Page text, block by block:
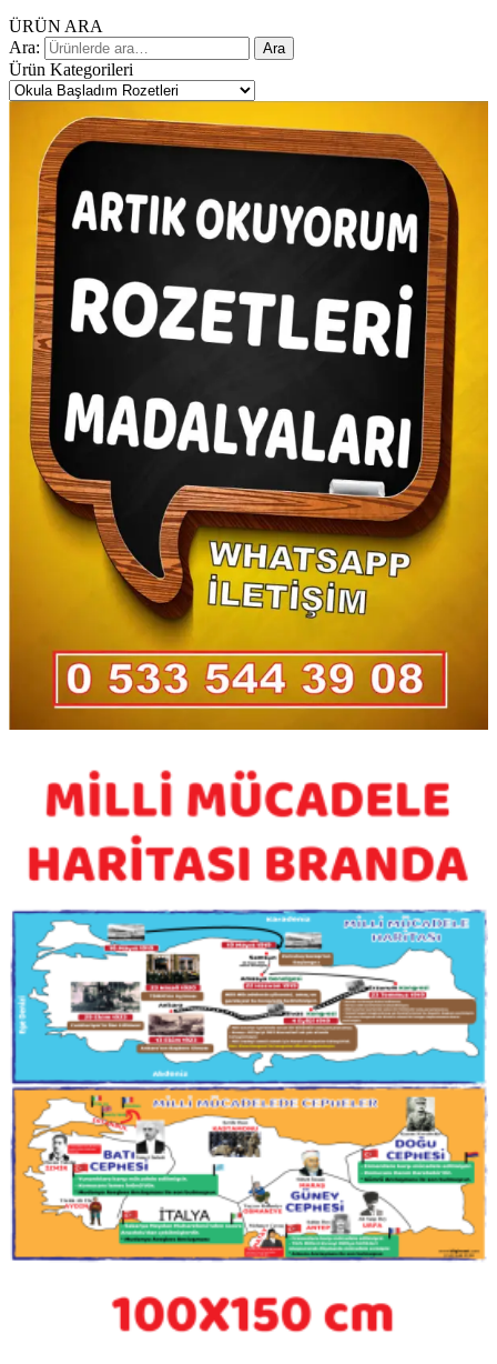
ÜRÜN ARA
Ara:
Ara
Ürün Kategorileri